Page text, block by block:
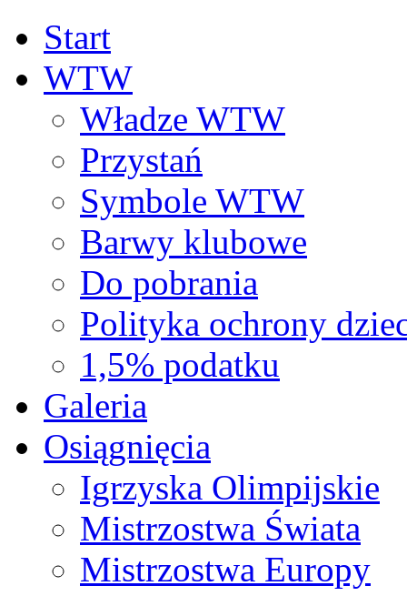
Start
WTW
Władze WTW
Przystań
Symbole WTW
Barwy klubowe
Do pobrania
Polityka ochrony
1,5% podatku
Galeria
Osiągnięcia
Igrzyska Olimpijskie
Mistrzostwa Świata
Mistrzostwa Europy